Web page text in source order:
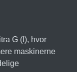
G (I), hvor
maskinerne